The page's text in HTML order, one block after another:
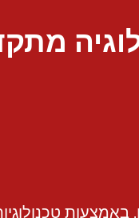
באמצעות